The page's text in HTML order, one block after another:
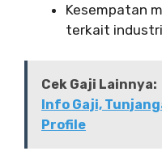
Kesempatan
terkait
Cek Gaji Lainnya:
Info Gaji,
Profile